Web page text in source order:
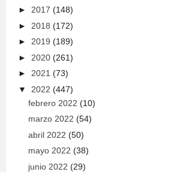
► 2017 (148)
► 2018 (172)
► 2019 (189)
► 2020 (261)
► 2021 (73)
▼ 2022 (447)
febrero 2022 (10)
marzo 2022 (54)
abril 2022 (50)
mayo 2022 (38)
junio 2022 (29)